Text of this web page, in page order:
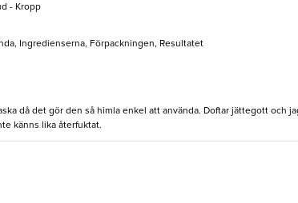
- Kropp
Ingredienserna, Förpackningen, Resultatet
då det gör den så himla enkel att använda. Doftar jättegott
känns lika återfuktat.